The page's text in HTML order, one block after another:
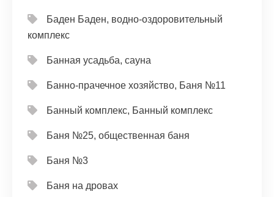
Баден Баден, водно-оздоровительный
комплекс
Банная усадьба, сауна
Банно-прачечное хозяйство, Баня №11
Банный комплекс, Банный комплекс
Баня №25, общественная баня
Баня №3
Баня на дровах